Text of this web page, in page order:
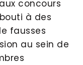
concours
à des
fausses
au sein de